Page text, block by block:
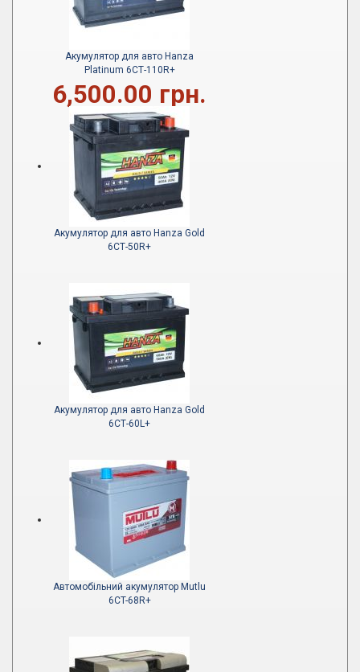
Акумулятор для авто Hanza
Platinum 6СТ-110R+
6,500.00 грн.
Акумулятор для авто Hanza Gold
6СТ-50R+
Акумулятор для авто Hanza Gold
6СТ-60L+
Автомобільний акумулятор Mutlu
6CT-68R+